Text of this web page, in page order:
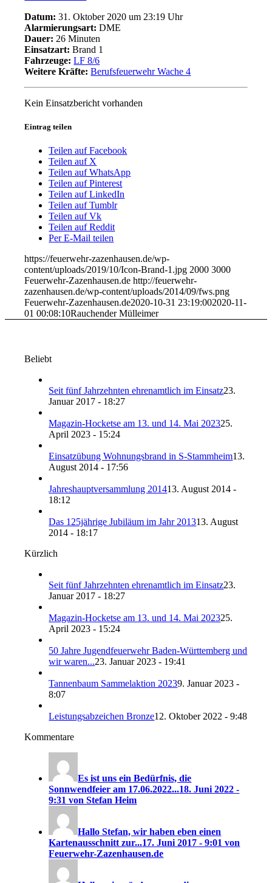
Datum: 31. Oktober 2020 um 23:19 Uhr
Alarmierungsart: DME
Dauer: 26 Minuten
Einsatzart: Brand 1
Fahrzeuge: LF 8/6
Weitere Kräfte: Berufsfeuerwehr Wache 4
Kein Einsatzbericht vorhanden
Eintrag teilen
Teilen auf Facebook
Teilen auf X
Teilen auf WhatsApp
Teilen auf Pinterest
Teilen auf LinkedIn
Teilen auf Tumblr
Teilen auf Vk
Teilen auf Reddit
Per E-Mail teilen
https://feuerwehr-zazenhausen.de/wp-
content/uploads/2019/10/Icon-Brand-1.jpg 2000 3000
Feuerwehr-Zazenhausen.de http://feuerwehr-
zazenhausen.de/wp-content/uploads/2014/09/fws.png
Feuerwehr-Zazenhausen.de2020-10-31 23:19:002020-11-
01 00:08:10Rauchender Mülleimer
Beliebt
Seit fünf Jahrzehnten ehrenamtlich im Einsatz23.
Januar 2017 - 18:27
Magazin-Hocketse am 13. und 14. Mai 202325.
April 2023 - 15:24
Einsatzübung Wohnungsbrand in S-Stammheim13.
August 2014 - 17:56
Jahreshauptversammlung 201413. August 2014 -
18:12
Das 125jährige Jubiläum im Jahr 201313. August
2014 - 18:17
Kürzlich
Seit fünf Jahrzehnten ehrenamtlich im Einsatz23.
Januar 2017 - 18:27
Magazin-Hocketse am 13. und 14. Mai 202325.
April 2023 - 15:24
50 Jahre Jugendfeuerwehr Baden-Württemberg und
wir waren...23. Januar 2023 - 19:41
Tannenbaum Sammelaktion 20239. Januar 2023 -
8:07
Leistungsabzeichen Bronze12. Oktober 2022 - 9:48
Kommentare
Es ist uns ein Bedürfnis, die
Sonnwendfeier am 17.06.2022...18. Juni 2022 -
9:31 von Stefan Heim
Hallo Stefan, wir haben eben einen
Kartenausschnitt zur...17. Juni 2017 - 9:01 von
Feuerwehr-Zazenhausen.de